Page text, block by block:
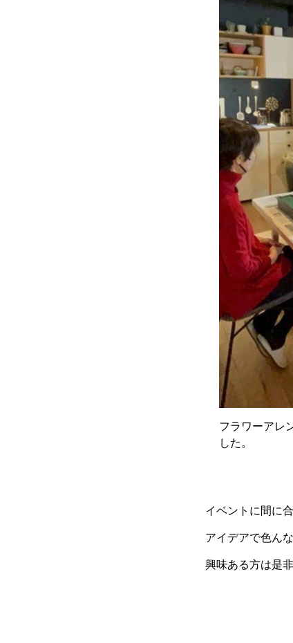
フラワーアレ
した。
イベントに間に
アイデアで色ん
興味ある方は是